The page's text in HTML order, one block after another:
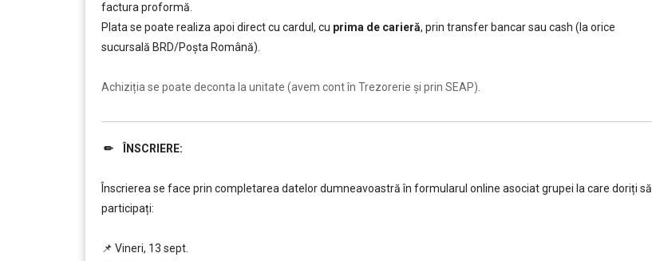
factura proformă.
Plata se poate realiza apoi direct cu cardul, cu prima de carieră, prin transfer bancar sau cash (la orice
sucursală BRD/Poșta Română).
Achiziția se poate deconta la unitate (avem cont în Trezorerie și prin SEAP).
✏ ÎNSCRIERE:
Înscrierea se face prin completarea datelor dumneavoastră în formularul online asociat grupei la care doriți să
participați:
📌 Vineri, 13 sept.